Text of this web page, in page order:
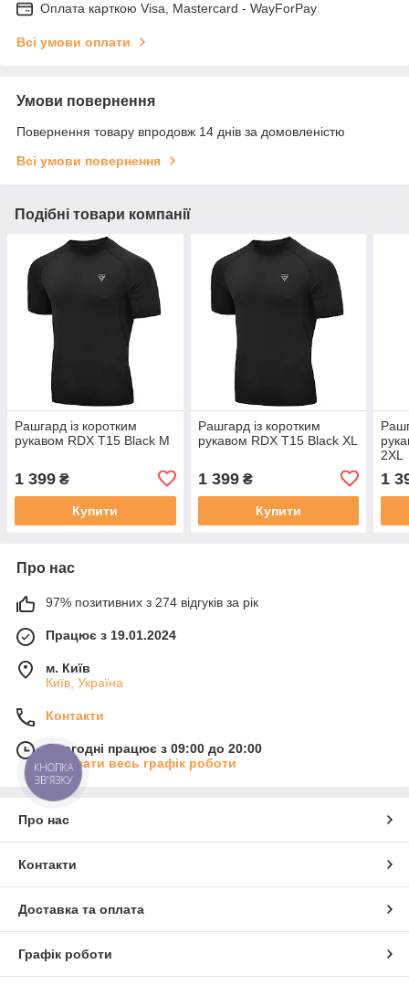
Оплата карткою Visa, Mastercard - WayForPay
Всі умови оплати
Умови повернення
Повернення товару впродовж 14 днів за домовленістю
Всі умови повернення
Подібні товари компанії
Рашгард із коротким
рукавом RDX T15 Black M
1 399 ₴
Купити
Рашгард із коротким
рукавом RDX T15 Black XL
1 399₴
Купити
2XL
1
Про нас
97% позитивних з 274 відгуків за рік
Працює з 19.01.2024
м. Київ
Київ, Україна
Контакти
Сьогодні працює з 09:00 до 20:00
Показати весь графік роботи
Про нас
Контакти
Доставка та оплата
Графік роботи
КНОПКА
ЗВ'ЯЗКУ